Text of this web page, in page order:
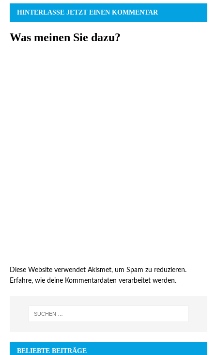
HINTERLASSE JETZT EINEN KOMMENTAR
Was meinen Sie dazu?
Diese Website verwendet Akismet, um Spam zu reduzieren.
Erfahre, wie deine Kommentardaten verarbeitet werden.
BELIEBTE BEITRÄGE